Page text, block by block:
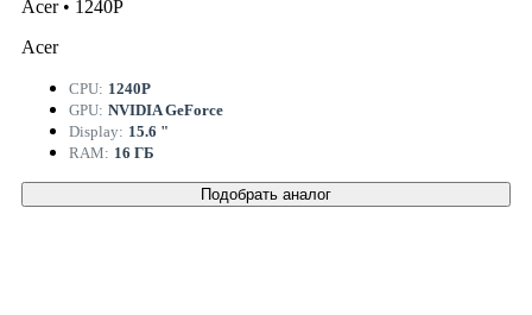
Acer • 1240P
Acer
CPU: 1240P
GPU: NVIDIA GeForce
Display: 15.6 "
RAM: 16 ГБ
Подобрать аналог